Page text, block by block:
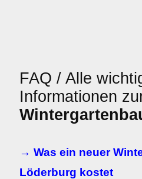
FAQ / Alle
Informationen
→ Was ein neuer
Löderburg kostet